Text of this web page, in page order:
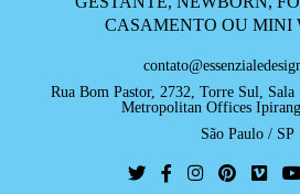
CASAMENTO OU MINI
Rua Bom Pastor, 2732, Torre Sul,
Metropolitan Offices
São Paulo / SP